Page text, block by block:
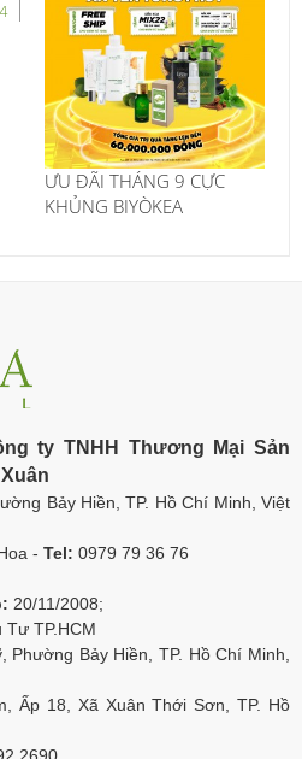
ƯU ĐÃI THÁNG 9 CỰC
KHỦNG BIYÒKEA
ty TNHH Thương Mại Sản
Bảy Hiền, TP. Hồ Chí Minh, Việt
- Tel: 0979 79 36 76
20/11/2008;
TP.HCM
Phường Bảy Hiền, TP. Hồ Chí Minh,
Ấp 18, Xã Xuân Thới Sơn, TP. Hồ
2690